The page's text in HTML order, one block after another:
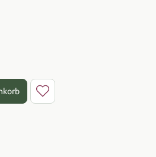
ein oder benutze die